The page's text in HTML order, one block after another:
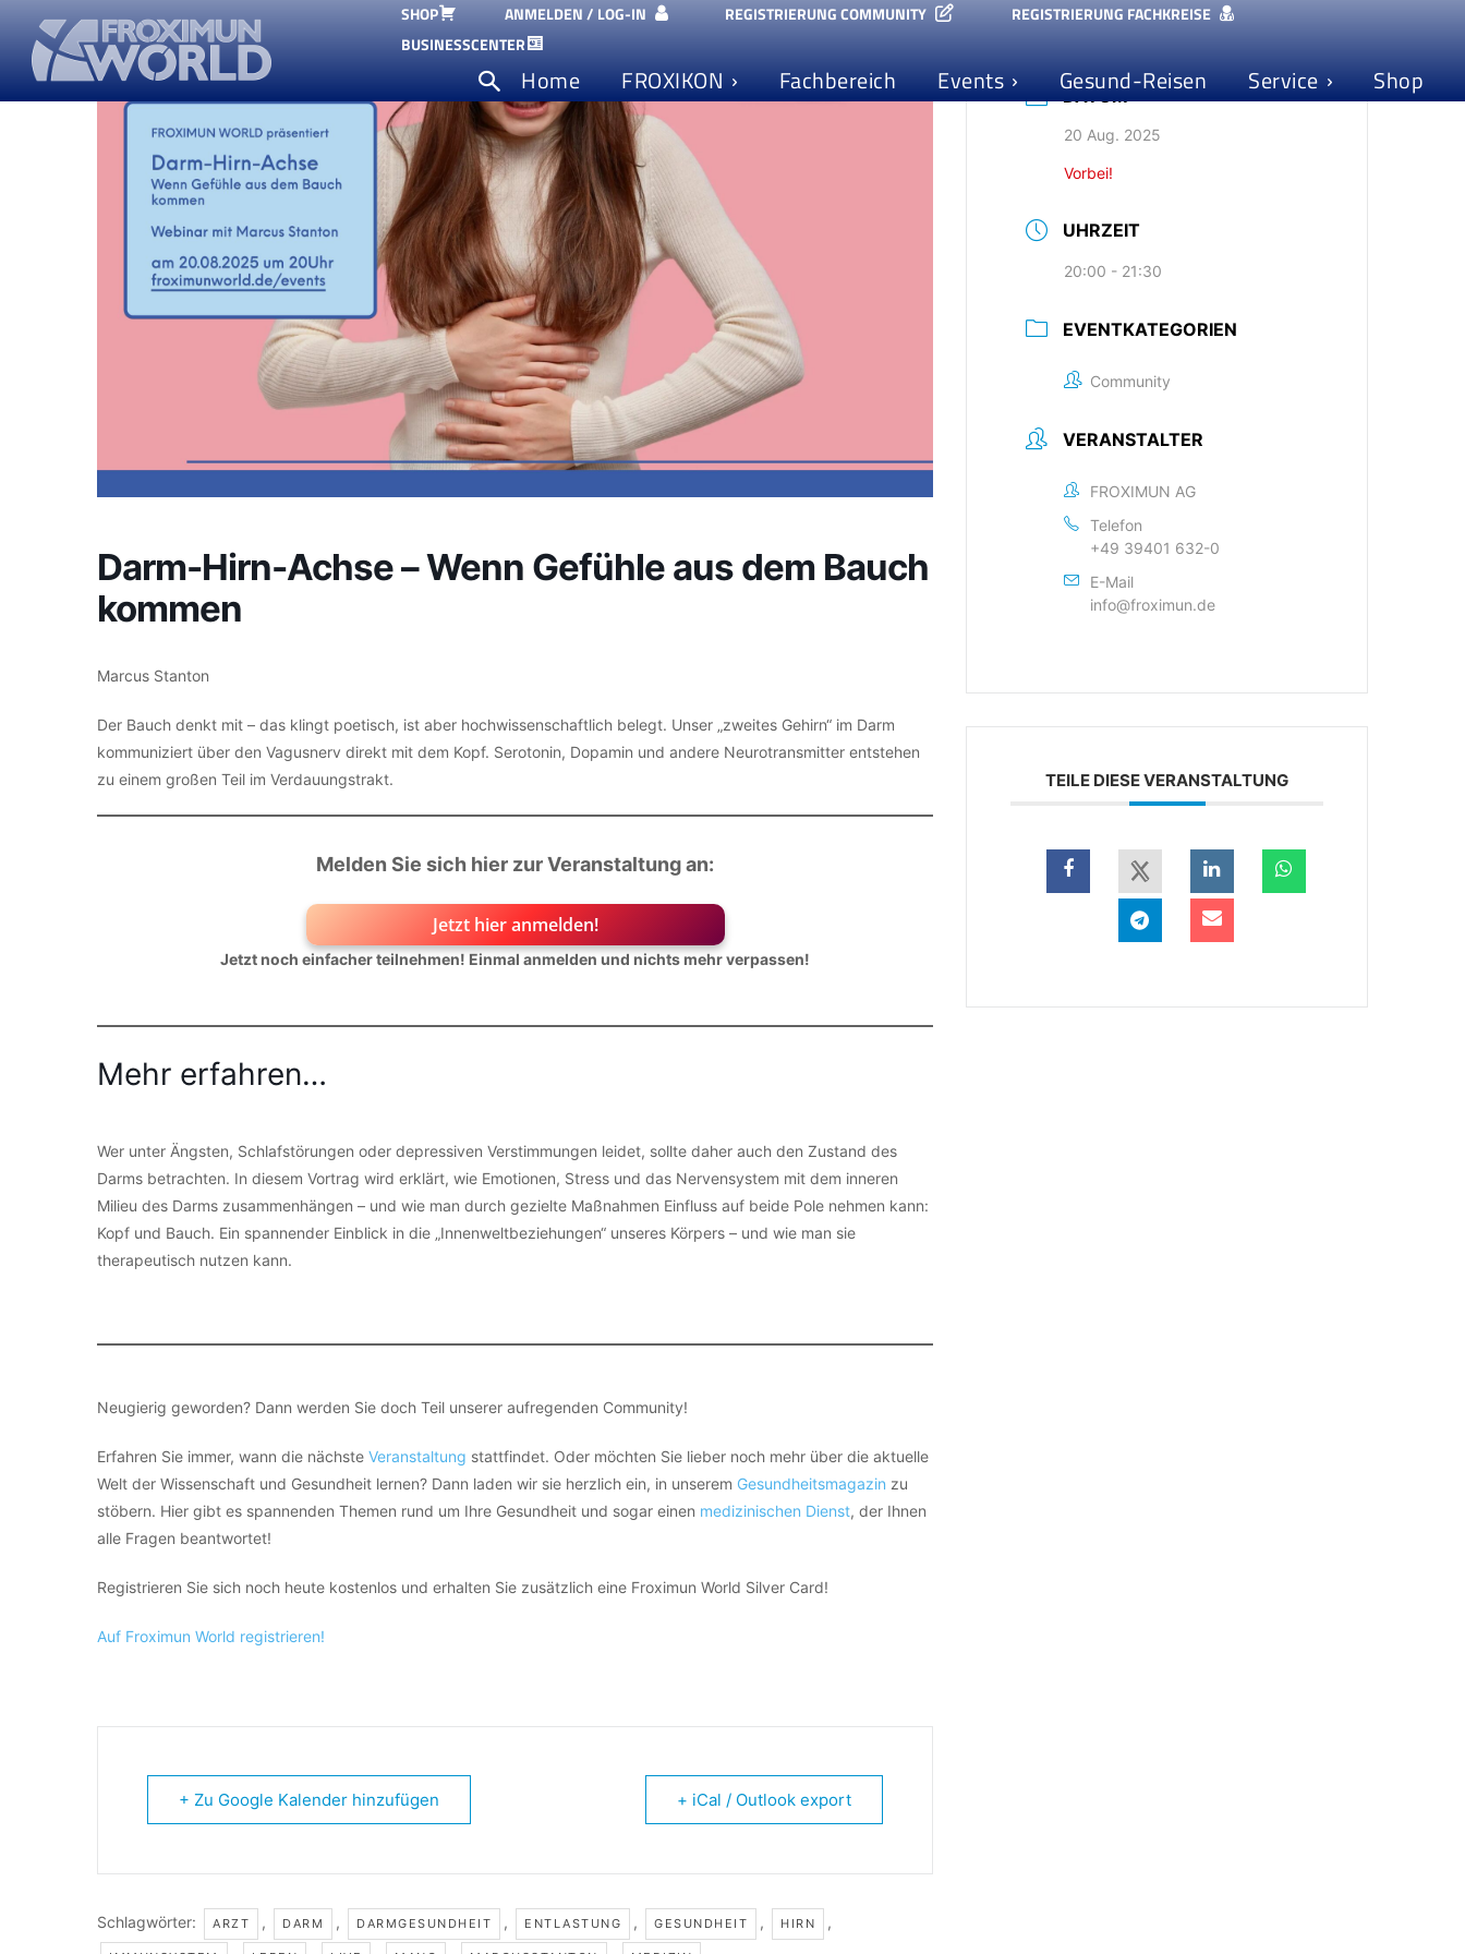
SHOP ANMELDEN / LOG-IN REGISTRIERUNG COMMUNITY
REGISTRIERUNG FACHKREISE
BUSINESSCENTER
Home FROXIKON Fachbereich Events Gesund-Reisen Service Shop
Darm-Hirn-Achse – Wenn Gefühle aus dem Bauch
kommen
Marcus Stanton
Der Bauch denkt mit – das klingt poetisch, ist aber hochwissenschaftlich belegt. Unser „zweites Gehirn“ im Darm
kommuniziert über den Vagusnerv direkt mit dem Kopf. Serotonin, Dopamin und andere Neurotransmitter entstehen
zu einem großen Teil im Verdauungstrakt.
Melden Sie sich hier zur Veranstaltung an:
Jetzt hier anmelden!
Jetzt noch einfacher teilnehmen! Einmal anmelden und nichts mehr verpassen!
Mehr erfahren…
Wer unter Ängsten, Schlafstörungen oder depressiven Verstimmungen leidet, sollte daher auch den Zustand des
Darms betrachten. In diesem Vortrag wird erklärt, wie Emotionen, Stress und das Nervensystem mit dem inneren
Milieu des Darms zusammenhängen – und wie man durch gezielte Maßnahmen Einfluss auf beide Pole nehmen kann:
Kopf und Bauch. Ein spannender Einblick in die „Innenweltbeziehungen“ unseres Körpers – und wie man sie
therapeutisch nutzen kann.
Neugierig geworden? Dann werden Sie doch Teil unserer aufregenden Community!
Erfahren Sie immer, wann die nächste Veranstaltung stattfindet. Oder möchten Sie lieber noch mehr über die aktuelle
Welt der Wissenschaft und Gesundheit lernen? Dann laden wir sie herzlich ein, in unserem Gesundheitsmagazin zu
stöbern. Hier gibt es spannenden Themen rund um Ihre Gesundheit und sogar einen medizinischen Dienst, der Ihnen
alle Fragen beantwortet!
Registrieren Sie sich noch heute kostenlos und erhalten Sie zusätzlich eine Froximun World Silver Card!
Auf Froximun World registrieren!
+ Zu Google Kalender hinzufügen + iCal / Outlook export
Schlagwörter: ARZT , DARM , DARMGESUNDHEIT , ENTLASTUNG , GESUNDHEIT , HIRN ,
DATUM
20 Aug. 2025
Vorbei!
UHRZEIT
20:00 - 21:30
EVENTKATEGORIEN
Community
VERANSTALTER
FROXIMUN AG
Telefon
+49 39401 632-0
E-Mail
info@froximun.de
TEILE DIESE VERANSTALTUNG